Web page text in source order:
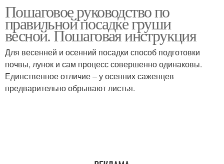
Пошаговое руководство по
правильной посадке груши
весной. Пошаговая инструкция
Для весенней и осенний посадки способ подготовки
почвы, лунок и сам процесс совершенно одинаковы.
Единственное отличие – у осенних саженцев
предварительно обрывают листья.